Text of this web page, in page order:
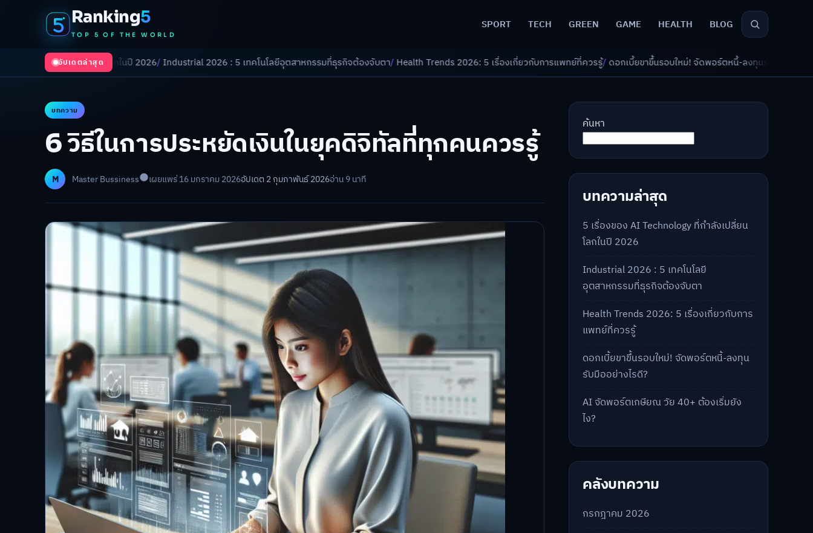
Ranking5
TOP 5 OF THE WORLD
SPORT TECH GREEN GAME HEALTH BLOG
อัปเดตล่าสุด
ลี่ยนโลกในปี 2026/Industrial 2026 : 5 เทคโนโลยีอุตสาหกรรมที่ธุรกิจต้องจับตา/Health Trends 2026: 5 เรื่องเกี่ยวกับการแพทย์ที่ควรรู้/ดอกเบี้ยขาขึ้นรอบใหม่! จัดพอร์ตหนี้-ลงทุนรับมืออย่างไรดี?/AI จัดพอร์ตเกษี
บทความ
6 วิธีในการประหยัดเงินในยุคดิจิทัลที่ทุกคนควรรู้
M Master Bussiness เผยแพร่ 16 มกราคม 2026อัปเดต 2 กุมภาพันธ์ 2026อ่าน 9 นาที
ค้นหา
บทความล่าสุด
5 เรื่องของ AI Technology ที่กำลังเปลี่ยน
โลกในปี 2026
Industrial 2026 : 5 เทคโนโลยี
อุตสาหกรรมที่ธุรกิจต้องจับตา
Health Trends 2026: 5 เรื่องเกี่ยวกับการ
แพทย์ที่ควรรู้
ดอกเบี้ยขาขึ้นรอบใหม่! จัดพอร์ตหนี้-ลงทุน
รับมืออย่างไรดี?
AI จัดพอร์ตเกษียณ วัย 40+ ต้องเริ่มยัง
ไง?
คลังบทความ
กรกฎาคม 2026